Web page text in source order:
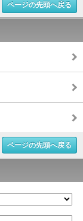
ページの先頭へ戻る
ページの先頭へ戻る